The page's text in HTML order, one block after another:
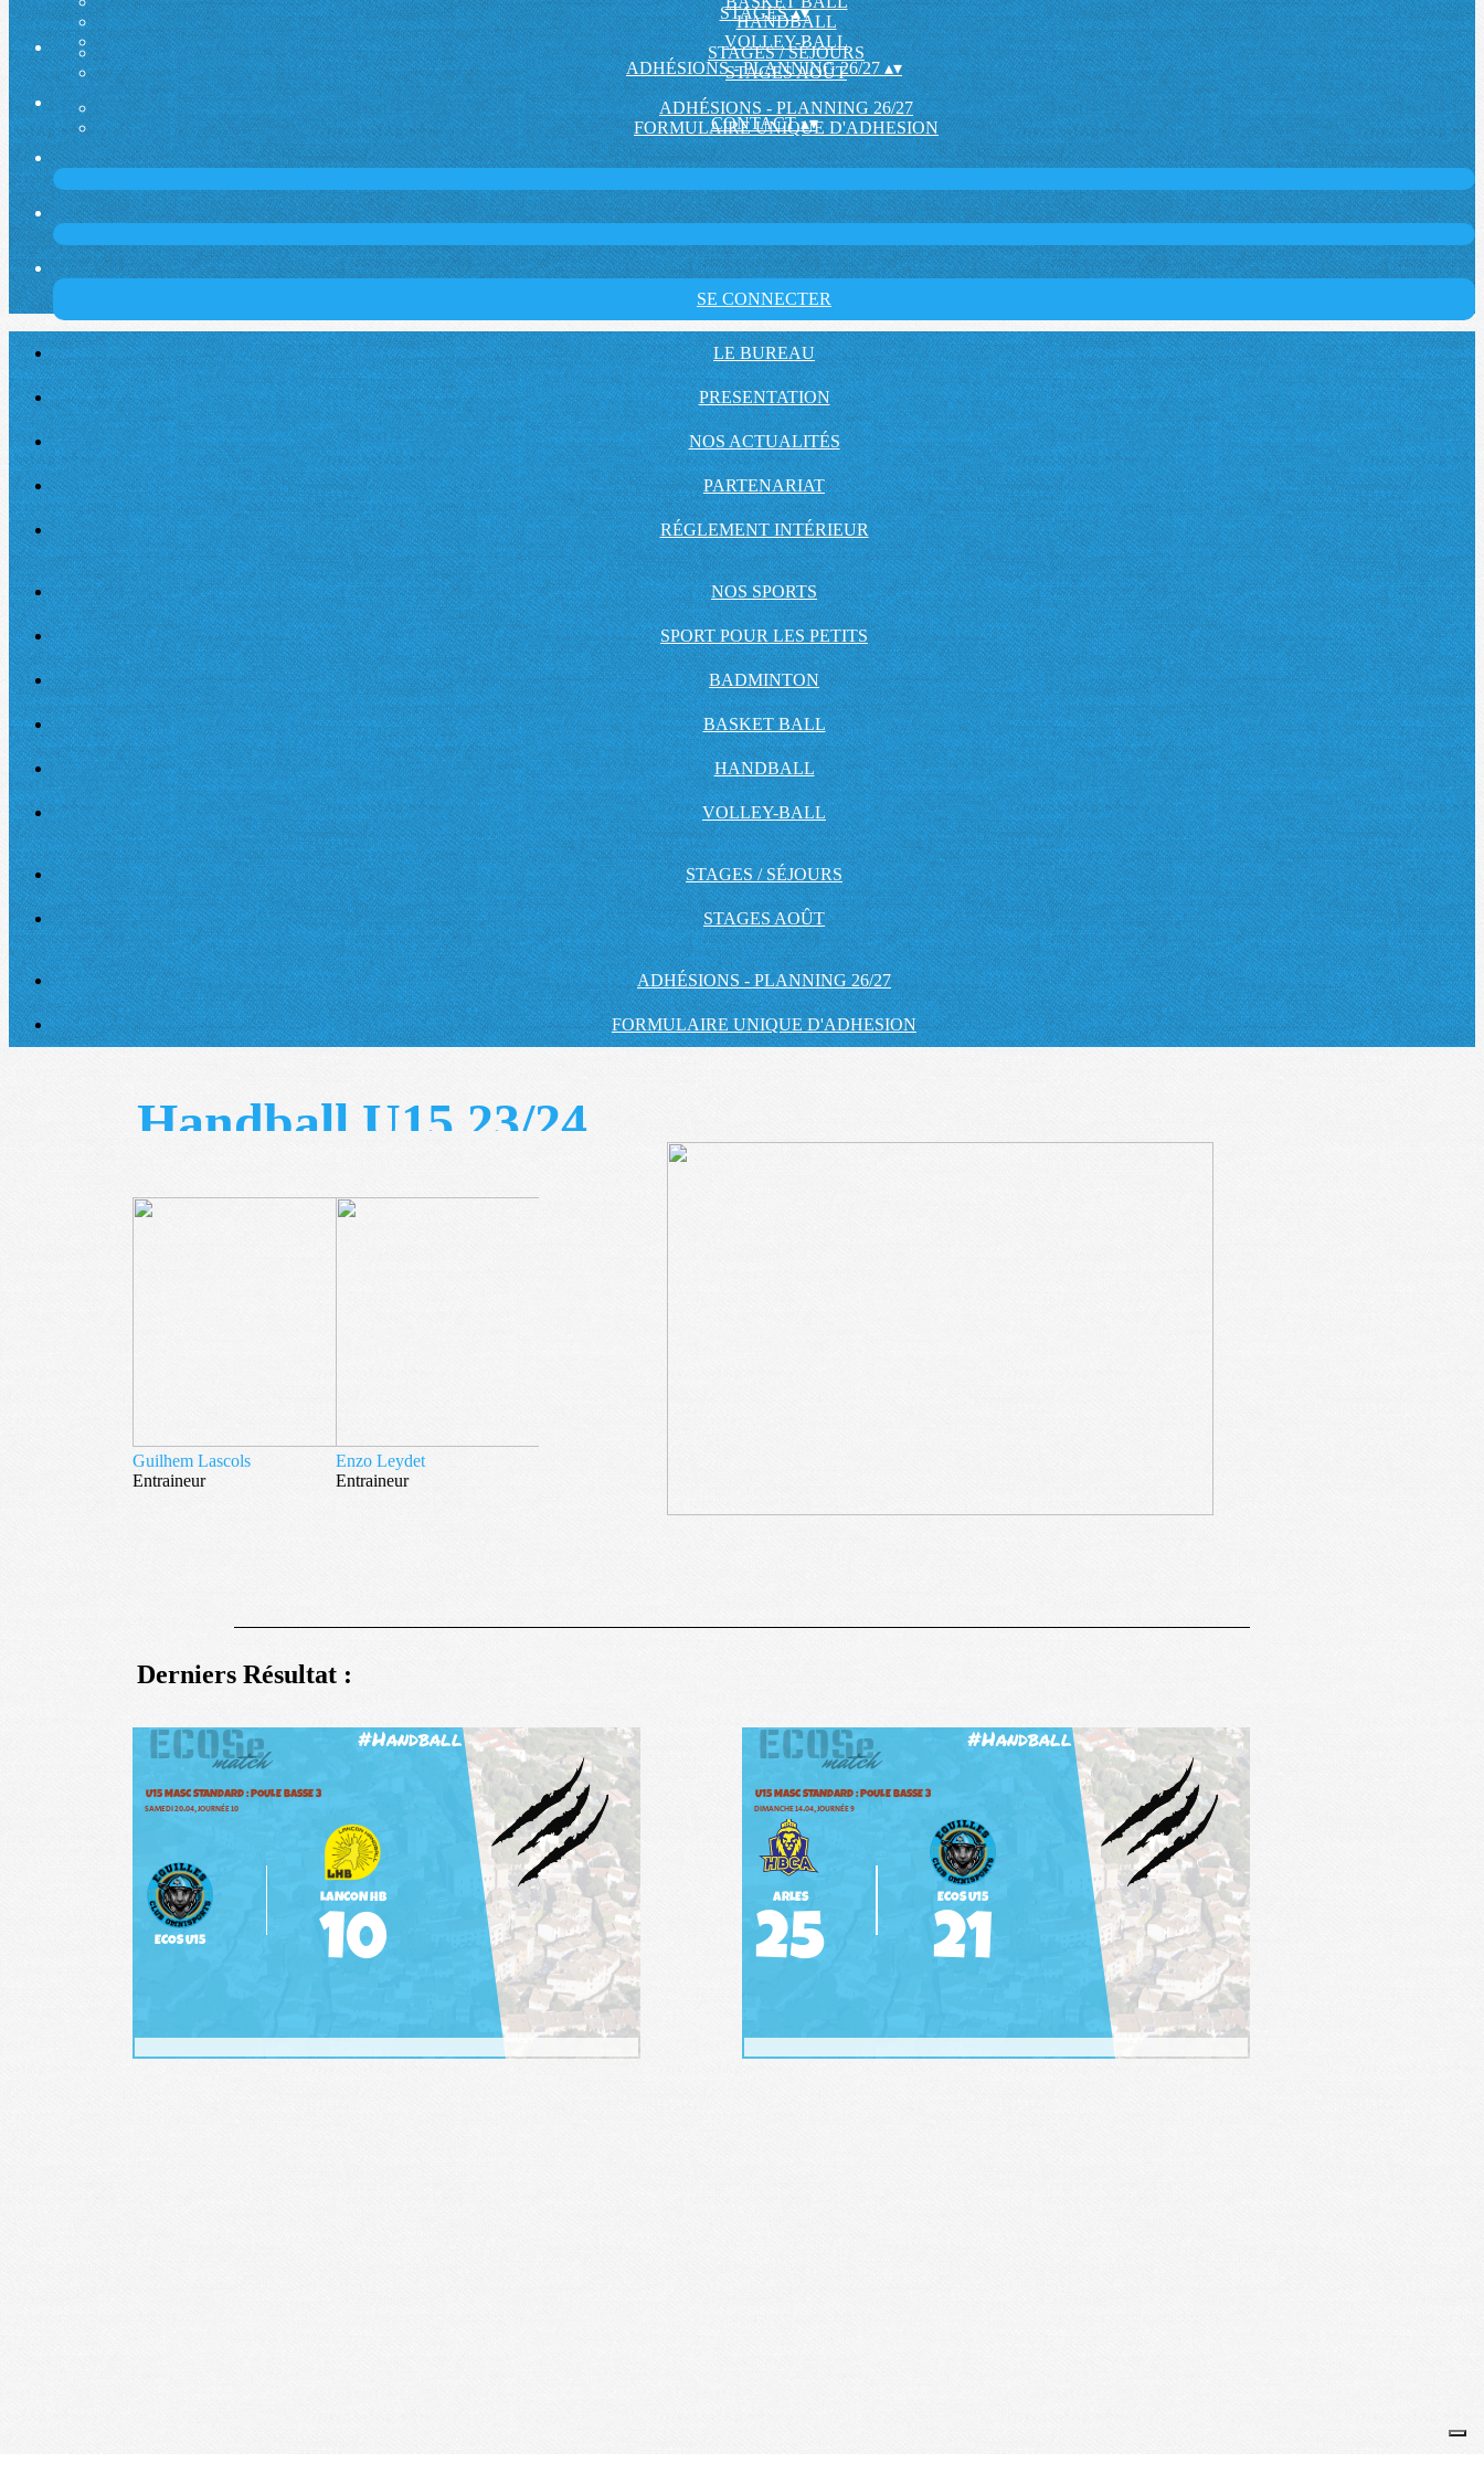
HANDBALL
VOLLEY-BALL
STAGES▴▾
STAGES / SÉJOURS
STAGES AOÛT
ADHÉSIONS - PLANNING 26/27▴▾
ADHÉSIONS - PLANNING 26/27
FORMULAIRE UNIQUE D'ADHESION
CONTACT▴▾
SE CONNECTER
LE BUREAU
PRESENTATION
NOS ACTUALITÉS
PARTENARIAT
RÉGLEMENT INTÉRIEUR
NOS SPORTS
SPORT POUR LES PETITS
BADMINTON
BASKET BALL
HANDBALL
VOLLEY-BALL
STAGES / SÉJOURS
STAGES AOÛT
ADHÉSIONS - PLANNING 26/27
FORMULAIRE UNIQUE D'ADHESION
Handball U15 23/24
Guilhem Lascols
Entraineur
Enzo Leydet
Entraineur
Derniers Résultat :